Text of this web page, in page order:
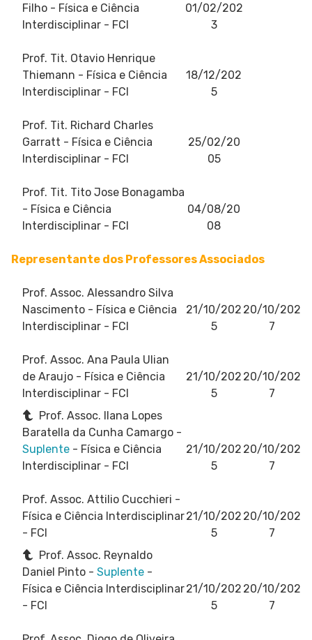
Filho - Física e Ciência
Interdisciplinar - FCI
01/02/202
3
Prof. Tit. Otavio Henrique
Thiemann - Física e Ciência
Interdisciplinar - FCI
18/12/202
5
Prof. Tit. Richard Charles
Garratt - Física e Ciência
Interdisciplinar - FCI
25/02/20
05
Prof. Tit. Tito Jose Bonagamba
- Física e Ciência
Interdisciplinar - FCI
04/08/20
08
Representante dos Professores Associados
Prof. Assoc. Alessandro Silva
Nascimento - Física e Ciência
Interdisciplinar - FCI
21/10/202
5
20/10/202
7
Prof. Assoc. Ana Paula Ulian
de Araujo - Física e Ciência
Interdisciplinar - FCI
21/10/202
5
20/10/202
7
Prof. Assoc. Ilana Lopes
Baratella da Cunha Camargo -
Suplente - Física e Ciência
Interdisciplinar - FCI
21/10/202
5
20/10/202
7
Prof. Assoc. Attilio Cucchieri -
Física e Ciência Interdisciplinar
- FCI
21/10/202
5
20/10/202
7
Prof. Assoc. Reynaldo
Daniel Pinto - Suplente -
Física e Ciência Interdisciplinar
- FCI
21/10/202
5
20/10/202
7